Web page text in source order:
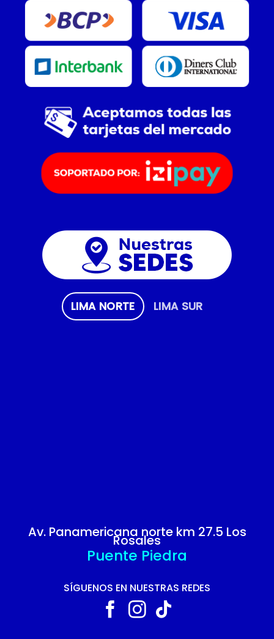
LIMA NORTE LIMA SUR
Av. Panamericana norte km 27.5 Los
Rosales
Puente Piedra
SÍGUENOS EN NUESTRAS REDES